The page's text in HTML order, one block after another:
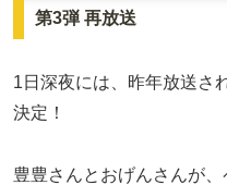
第3弾 再放送
1日深夜には、昨年放送さ
決定！
豊豊さんとおげんさんが